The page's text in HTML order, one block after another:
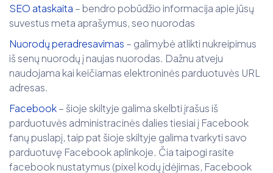
SEO ataskaita – bendro pobūdžio informacija apie jūsų
suvestus meta aprašymus, seo nuorodas
Nuorodų peradresavimas – galimybė atlikti nukreipimus
iš senų nuorodų į naujas nuorodas. Dažnu atveju
naudojama kai keičiamas elektroninės parduotuvės URL
adresas.
Facebook– šioje skiltyje galima skelbti įrašus iš
parduotuvės administracinės dalies tiesiai į Facebook
fanų puslapį, taip pat šioje skiltyje galima tvarkyti savo
parduotuvę Facebook aplinkoje. Čia taipogi rasite
facebook nustatymus (pixel kodų įdėjimas, Facebook